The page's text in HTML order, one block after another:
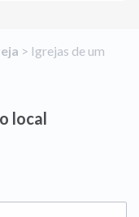
​ > ​ ​Igrejas de um
local